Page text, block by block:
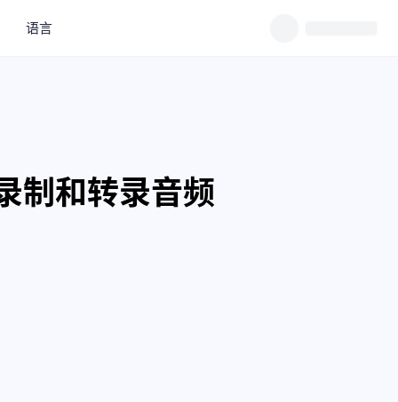
语言
制和转录音频